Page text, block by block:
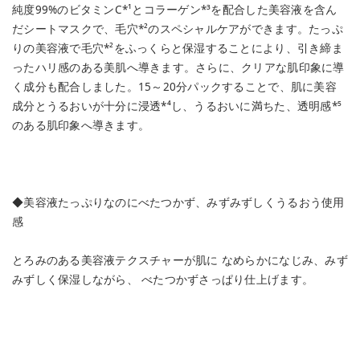
純度99%のビタミンC*¹とコラーゲン*³を配合した美容液を含ん
だシートマスクで、毛穴*²のスペシャルケアができます。たっぷ
りの美容液で毛穴*²をふっくらと保湿することにより、引き締ま
ったハリ感のある美肌へ導きます。さらに、クリアな肌印象に導
く成分も配合しました。15～20分パックすることで、肌に美容
成分とうるおいが十分に浸透*⁴し、うるおいに満ちた、透明感*⁵
のある肌印象へ導きます。
◆美容液たっぷりなのにべたつかず、みずみずしくうるおう使用
感
とろみのある美容液テクスチャーが肌に なめらかになじみ、みず
みずしく保湿しながら、 べたつかずさっぱり仕上げます。